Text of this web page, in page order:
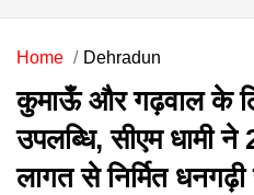
Home Dehradun
कुमाऊँ और गढ़वाल के
उपलब्धि, सीएम धामी
लागत से निर्मित